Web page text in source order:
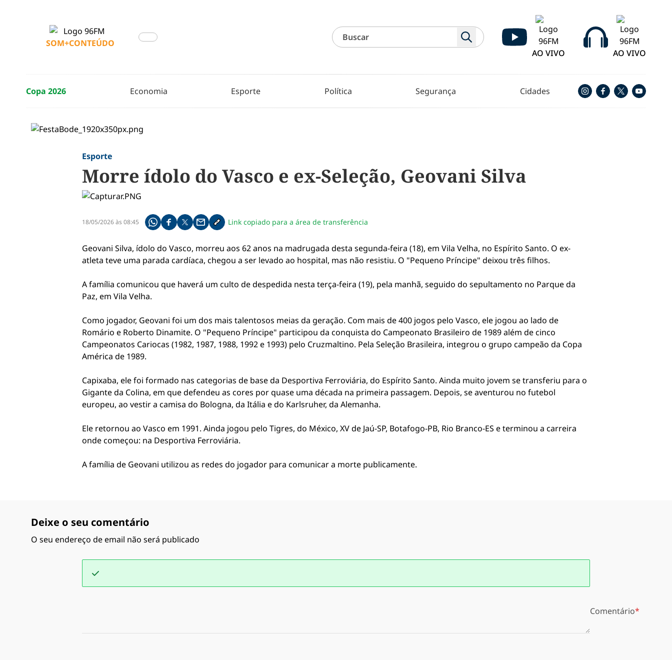
SOM+CONTEÚDO
AO VIVO
AO VIVO
Copa 2026 Economia Esporte Política Segurança Cidades
Esporte
Morre ídolo do Vasco e ex-Seleção, Geovani Silva
18/05/2026 às 08:45 Compartilhe pelo whatsapp
Compartilhar no facebook
Compartilhar no twitter
Compartilhe pelo email
Copiar link da notícia
Link copiado para a área de transferência
Geovani Silva, ídolo do Vasco, morreu aos 62 anos na madrugada desta segunda-feira (18), em Vila Velha, no Espírito Santo. O ex-
atleta teve uma parada cardíaca, chegou a ser levado ao hospital, mas não resistiu. O "Pequeno Príncipe" deixou três filhos.
A família comunicou que haverá um culto de despedida nesta terça-feira (19), pela manhã, seguido do sepultamento no Parque da
Paz, em Vila Velha.
Como jogador, Geovani foi um dos mais talentosos meias da geração. Com mais de 400 jogos pelo Vasco, ele jogou ao lado de
Romário e Roberto Dinamite. O "Pequeno Príncipe" participou da conquista do Campeonato Brasileiro de 1989 além de cinco
Campeonatos Cariocas (1982, 1987, 1988, 1992 e 1993) pelo Cruzmaltino. Pela Seleção Brasileira, integrou o grupo campeão da Copa
América de 1989.
Capixaba, ele foi formado nas categorias de base da Desportiva Ferroviária, do Espírito Santo. Ainda muito jovem se transferiu para o
Gigante da Colina, em que defendeu as cores por quase uma década na primeira passagem. Depois, se aventurou no futebol
europeu, ao vestir a camisa do Bologna, da Itália e do Karlsruher, da Alemanha.
Ele retornou ao Vasco em 1991. Ainda jogou pelo Tigres, do México, XV de Jaú-SP, Botafogo-PB, Rio Branco-ES e terminou a carreira
onde começou: na Desportiva Ferroviária.
A família de Geovani utilizou as redes do jogador para comunicar a morte publicamente.
Deixe o seu comentário
O seu endereço de email não será publicado
Comentário